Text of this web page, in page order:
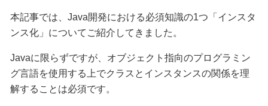
本記事では、Java開発における必須知識の1つ「インスタ
ンス化」についてご紹介してきました。
Javaに限らずですが、オブジェクト指向のプログラミン
グ言語を使用する上でクラスとインスタンスの関係を理
解することは必須です。